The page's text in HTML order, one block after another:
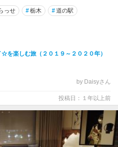
っせ #栃木 #道の駅
を楽しむ旅（２０１９～２０２０年）
by Daisyさん
投稿日：１年以上前